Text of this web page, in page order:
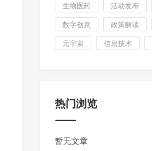
生物医药 活动发布
数字创意 政策解读
元宇宙 信息技术
热门浏览
暂无文章